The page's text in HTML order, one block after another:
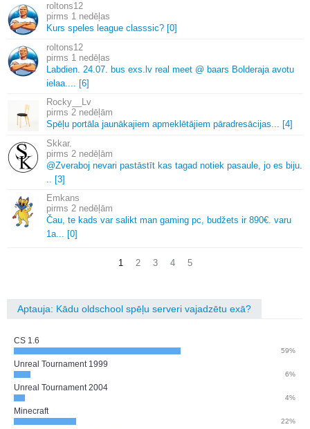
roltons12
1 nedēļas
Kurs speles league classsic? [0]
roltons12
1 nedēļas
Labdien. 24.07. bus exs. lv real meet @ baars Bolderaja avotu
ielaa.... [6]
Rocky__Lv
2 nedēļām
Spēļu portāla jaunākajiem apmeklētājiem pāradresācijas... [4]
Skkar.
2 nedēļām
@Zveraboj nevari pastāstīt kas tagad notiek pasaule, jo es biju.
.. [3]
Emkans
2 nedēļām
Čau, te kads var salikt man gaming pc, budžets ir 890€. varu
1a... [0]
1 2 3 4 5
Aptauja: Kādu oldschool spēļu serveri vajadzētu exā?
CS 1.6
59%
Unreal Tournament 1999
6%
Unreal Tournament 2004
4%
Minecraft
22%